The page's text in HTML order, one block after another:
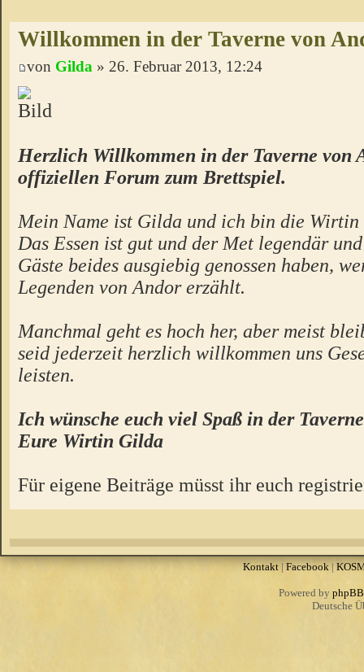
Willkommen in der Taverne von
von Gilda » 26. Februar 2013, 12:24
Herzlich Willkommen in der Taverne von
offiziellen Forum zum Brettspiel.
Mein Name ist Gilda und ich bin die Wirtin
Das Essen ist gut und der Met legendär
Gäste beides ausgiebig genossen haben,
Legenden von Andor erzählt.
Manchmal geht es hoch her, aber meist
seid jederzeit herzlich willkommen uns
leisten.
Ich wünsche euch viel Spaß in der
Eure Wirtin Gilda
Für eigene Beiträge müsst ihr euch
Kontakt|Facebook |
Powered by phpBB
Deutsche